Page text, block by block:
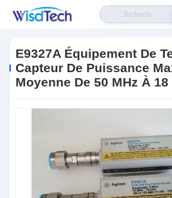
Test RF Capteur De Puissance Maximale Et
E9327A Équipement De
Capteur De Puissance
Moyenne De 50 MHz À 18